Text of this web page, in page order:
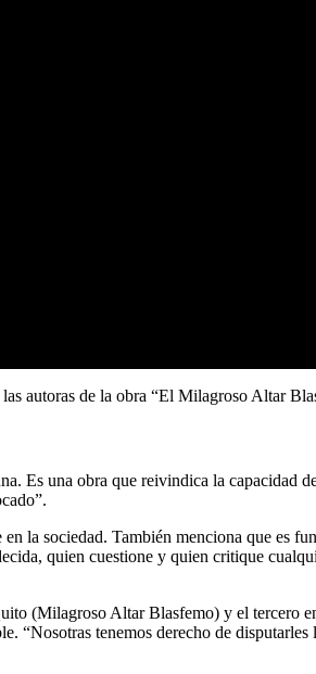
autoras de la obra “El Milagroso Altar
una obra que reivindica la capacidad
la sociedad. También menciona que es
quien cuestione y quien critique
(Milagroso Altar Blasfemo) y el tercero
“Nosotras tenemos derecho de